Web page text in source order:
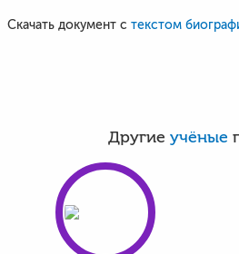
Скачать документ с текстом
Другие учёные